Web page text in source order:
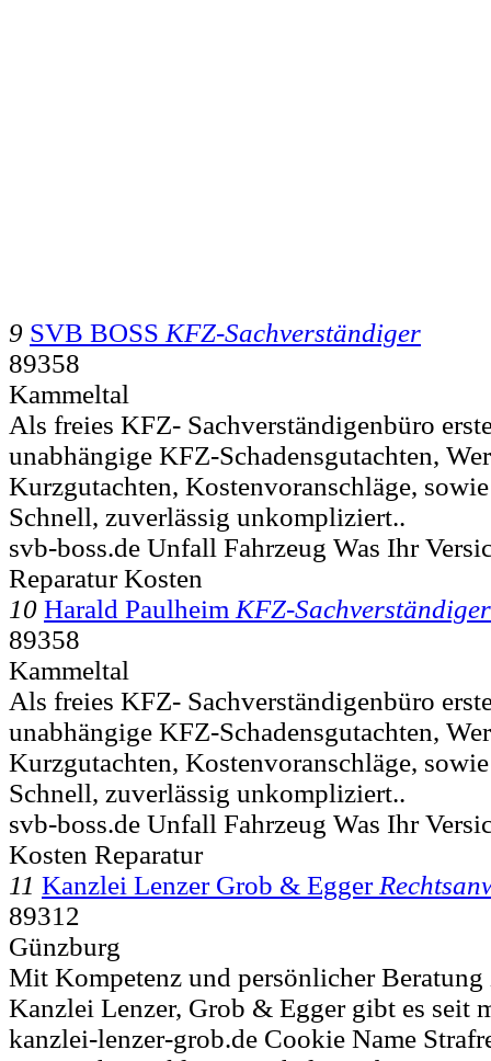
9 SVB BOSS KFZ-Sachverständiger
89358
Kammeltal
Als freies KFZ- Sachverständigenbüro
unabhängige KFZ-Schadensgutachten,
Kurzgutachten, Kostenvoranschläge,
Schnell, zuverlässig unkompliziert..
svb-boss.de Unfall Fahrzeug Was Ihr
Reparatur Kosten
10 Harald Paulheim KFZ-Sachverständiger
89358
Kammeltal
Als freies KFZ- Sachverständigenbüro
unabhängige KFZ-Schadensgutachten,
Kurzgutachten, Kostenvoranschläge,
Schnell, zuverlässig unkompliziert..
svb-boss.de Unfall Fahrzeug Was Ihr
Kosten Reparatur
11 Kanzlei Lenzer Grob & Egger
89312
Günzburg
Mit Kompetenz und persönlicher
Kanzlei Lenzer, Grob & Egger gibt es seit
kanzlei-lenzer-grob.de Cookie Name